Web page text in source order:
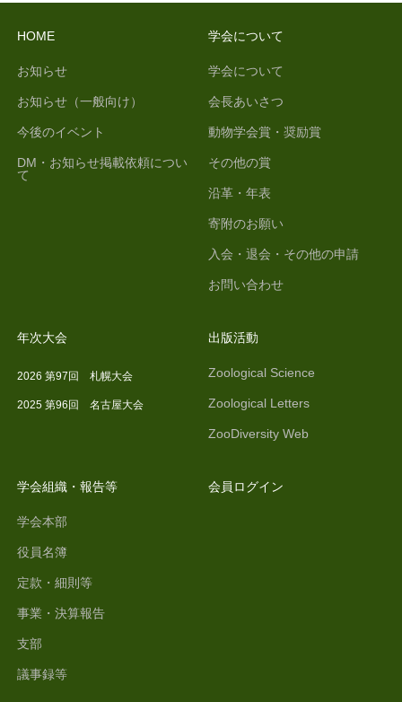
HOME
お知らせ
お知らせ（一般向け）
今後のイベント
DM・お知らせ掲載依頼につい
て
学会について
学会について
会長あいさつ
動物学会賞・奨励賞
その他の賞
沿革・年表
寄附のお願い
入会・退会・その他の申請
お問い合わせ
年次大会
2026 第97回 札幌大会
2025 第96回 名古屋大会
出版活動
Zoological Science
Zoological Letters
ZooDiversity Web
学会組織・報告等
学会本部
役員名簿
定款・細則等
事業・決算報告
支部
議事録等
会員ログイン